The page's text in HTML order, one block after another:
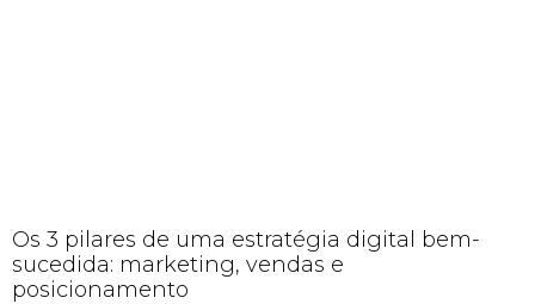
Os 3 pilares de uma estratégia digital bem-
sucedida: marketing, vendas e
posicionamento